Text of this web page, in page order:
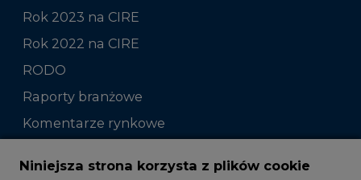
Rok 2023 na CIRE
Rok 2022 na CIRE
RODO
Raporty branżowe
Komentarze rynkowe
Zmiany kadrowe na rynku
Niniejsza strona korzysta z plików cookie